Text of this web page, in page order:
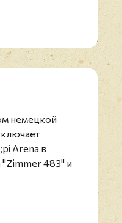
немецкой
Arena в
"Zimmer 483" и